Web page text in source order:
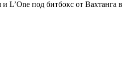
под битбокс от Вахтанга